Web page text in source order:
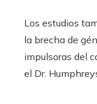
Los estudios
la brecha de
impulsoras del
el Dr.